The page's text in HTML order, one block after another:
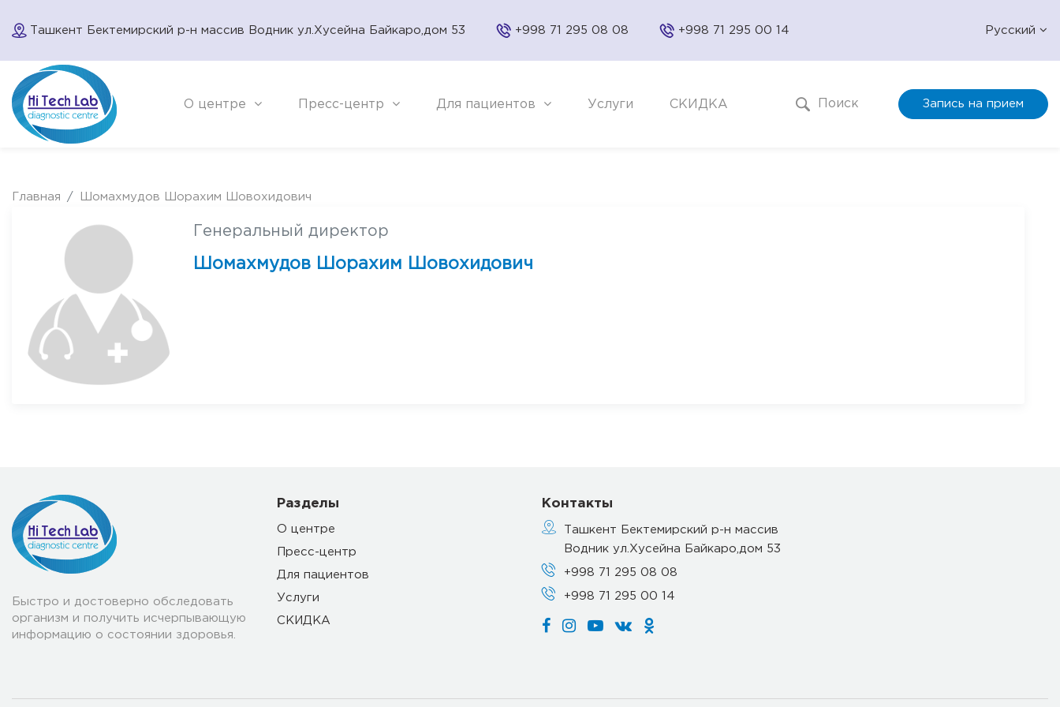
Ташкент Бектемирский р-н массив Водник ул.Хусейна Байкаро,дом 53 +998 71 295 08 08 +998 71 295 00 14 Русский
О центре Пресс-центр Для пациентов Услуги СКИДКА Поиск Запись на прием
Главная Шомахмудов Шорахим Шовохидович
Генеральный директор
Шомахмудов Шорахим Шовохидович
Быстро и достоверно обследовать
организм и получить исчерпывающую
информацию о состоянии здоровья.
Разделы
О центре
Пресс-центр
Для пациентов
Услуги
СКИДКА
Контакты
Ташкент Бектемирский р-н массив
Водник ул.Хусейна Байкаро,дом 53
+998 71 295 08 08
+998 71 295 00 14